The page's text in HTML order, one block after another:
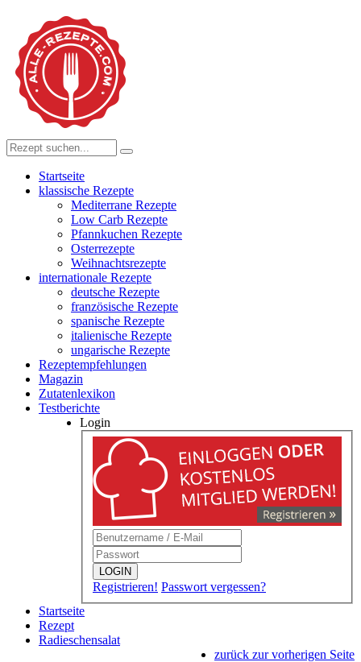
Startseite
klassische Rezepte
Mediterrane Rezepte
Low Carb Rezepte
Pfannkuchen Rezepte
Osterrezepte
Weihnachtsrezepte
internationale Rezepte
deutsche Rezepte
französische Rezepte
spanische Rezepte
italienische Rezepte
ungarische Rezepte
Rezeptempfehlungen
Magazin
Zutatenlexikon
Testberichte
Login
LOGIN
Registrieren! Passwort vergessen?
Startseite
Rezept
Radieschensalat
zurück zur vorherigen Seite